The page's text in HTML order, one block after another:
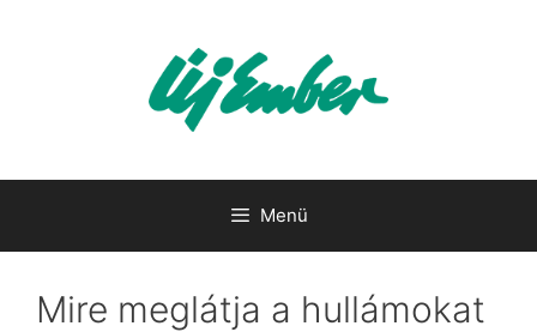
Menü
Mire meglátja a hullámokat